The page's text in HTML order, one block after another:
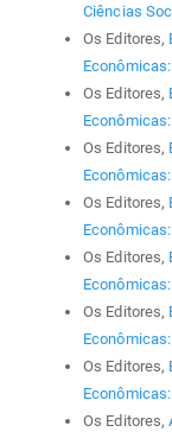
Ciências
Os Editores,
Os Editores,
Os Editores,
Os Editores,
Os Editores,
Os Editores,
Os Editores,
Os Editores,